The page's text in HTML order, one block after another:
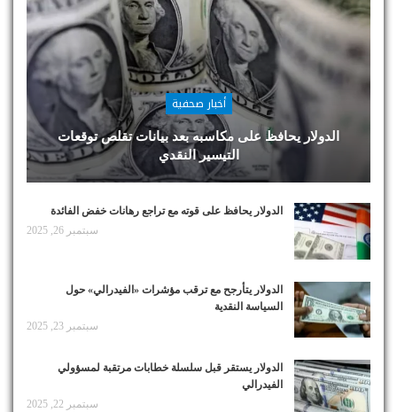
أخبار صحفية
الدولار يحافظ على مكاسبه بعد بيانات تقلص توقعات
التيسير النقدي
الدولار يحافظ على قوته مع تراجع رهانات خفض الفائدة
سبتمبر 26, 2025
الدولار يتأرجح مع ترقب مؤشرات «الفيدرالي» حول
السياسة النقدية
سبتمبر 23, 2025
الدولار يستقر قبل سلسلة خطابات مرتقبة لمسؤولي
الفيدرالي
سبتمبر 22, 2025